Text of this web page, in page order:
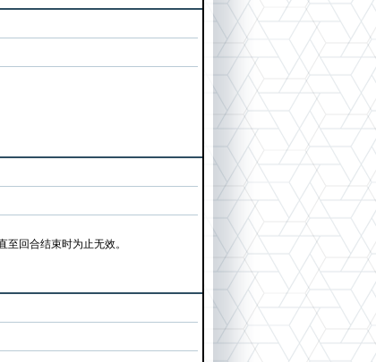
回合结束时为止无效。